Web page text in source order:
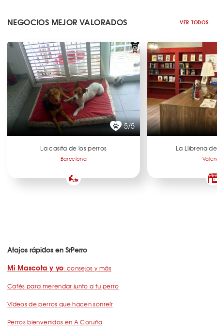
NEGOCIOS MEJOR VALORADOS VER TODOS
5/5
La casita de los perros
Barcelona
La Llibreria
Atajos rápidos en SrPerro
Mi Mascota y yo: consejos y más
Cafés para merendar junto a tu perro
Vídeos de perros que hacen sonreír
Perros bienvenidos en A Coruña